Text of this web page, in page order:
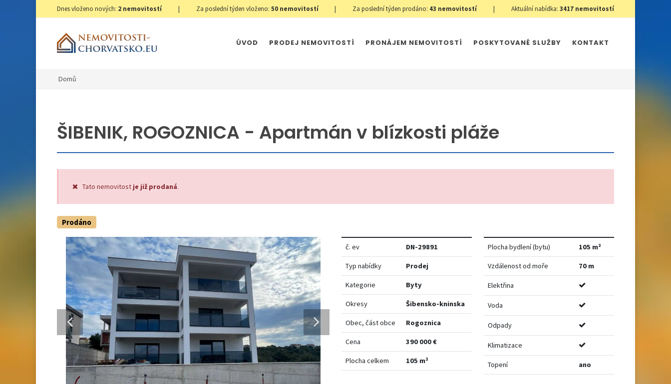
Dnes vloženo nových: 2 nemovitostí | Za poslední týden vloženo: 50 nemovitostí | Za poslední týden prodáno: 43 nemovitostí | Aktuální nabídka: 3417 nemovitostí
ÚVOD PRODEJ NEMOVITOSTÍ PRONÁJEM NEMOVITOSTÍ POSKYTOVANÉ SLUŽBY KONTAKT
Domů
ŠIBENIK, ROGOZNICA - Apartmán v blízkosti pláže
Tato nemovitost je již prodaná.
Prodáno
č. ev DN-29891
Typ nabídky Prodej
Kategorie Byty
Okresy Šibensko-kninska
Obec, část obce Rogoznica
Cena 390 000 €
Plocha celkem 105 m²
Plocha bydlení (bytu) 105 m²
Vzdálenost od moře 70 m
Elektřina
Voda
Odpady
Klimatizace
Topení ano